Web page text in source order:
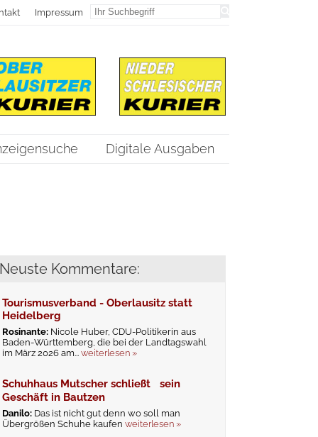
Impressum
Digitale Ausgaben
Neuste Kommentare:
Tourismusverband - Oberlausitz statt
Heidelberg
Rosinante: Nicole Huber, CDU-Politikerin aus
Baden-Württemberg, die bei der Landtagswahl
im März 2026 am...weiterlesen »
Schuhhaus Mutscher schließt sein
Geschäft in Bautzen
Danilo: Das ist nicht gut denn wo soll man
Übergrößen Schuhe kaufenweiterlesen »